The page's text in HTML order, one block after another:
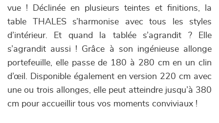
vue ! Déclinée en plusieurs teintes et finitions, la
table THALES s’harmonise avec tous les styles
d’intérieur. Et quand la tablée s’agrandit ? Elle
s’agrandit aussi ! Grâce à son ingénieuse allonge
portefeuille, elle passe de 180 à 280 cm en un clin
d’œil. Disponible également en version 220 cm avec
une ou trois allonges, elle peut atteindre jusqu’à 380
cm pour accueillir tous vos moments conviviaux !